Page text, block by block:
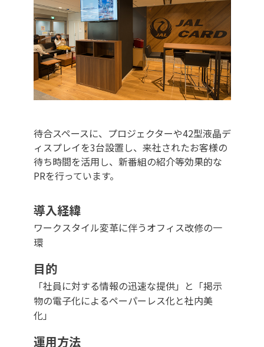
待合スペースに、プロジェクターや42型液晶デ
ィスプレイを3台設置し、来社されたお客様の
待ち時間を活用し、新番組の紹介等効果的な
PRを行っています。
導入経緯
ワークスタイル変革に伴うオフィス改修の一
環
目的
「社員に対する情報の迅速な提供」と「掲示
物の電子化によるペーパーレス化と社内美
化」
運用方法